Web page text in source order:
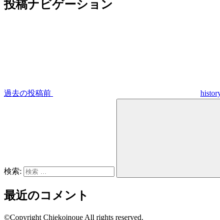
投稿ナビゲーション
過去の投稿前
検索:
最近のコメント
©Copyright Chiekoinoue All rights reserved.